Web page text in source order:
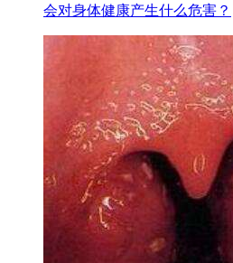
会对身体健康产生什么危害？